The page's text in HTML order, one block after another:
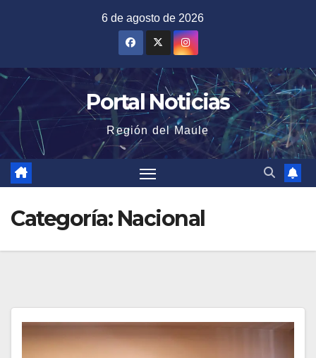
6 de agosto de 2026
Portal Noticias
Región del Maule
Categoría: Nacional